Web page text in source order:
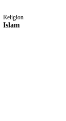
Religion
Islam